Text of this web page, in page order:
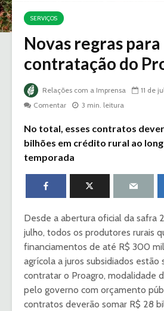
SERVIÇOS
Novas regras para
contratação do
Relações com a Imprensa
11 de
Comentar
3 min. leitura
No total, esses contratos
bilhões em crédito rural ao
temporada
Desde a abertura oficial da safra
julho, todos os produtores rurais
financiamentos de até R$ 300
agrícola a juros subsidiados estão
contratar o Proagro, modalidade
pelo governo com orçamento
contratos deverão somar R$ 28